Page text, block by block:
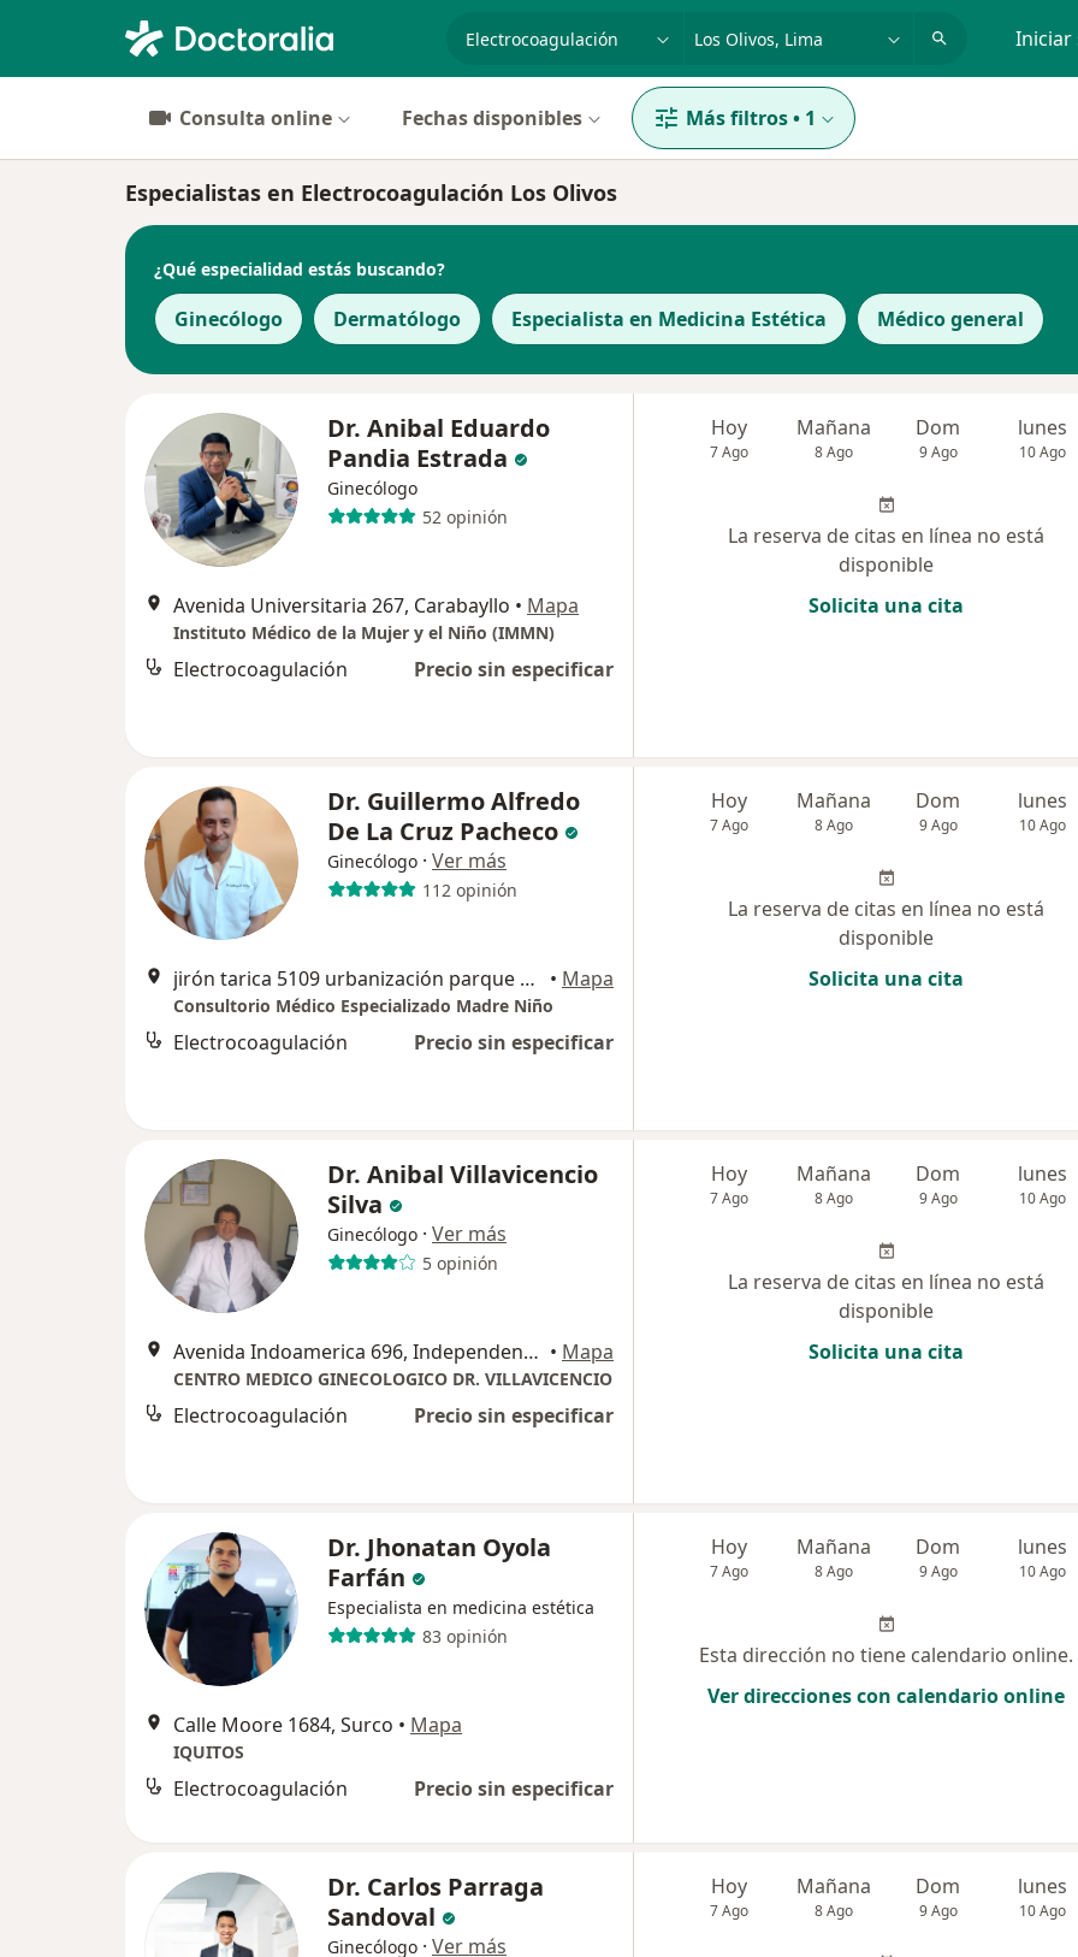
especialidad, enfermedad o nombre Iniciar
Consulta online Fechas disponibles Más filtros• 1
Especialistas en Electrocoagulación Los Olivos
¿Qué especialidad estás buscando?
Ginecólogo Dermatólogo Especialista en Medicina Estética Médico general
Dr. Anibal Eduardo
Pandia Estrada
Ginecólogo
52 opinión
Avenida Universitaria 267, Carabayllo • Mapa
Instituto Médico de la Mujer y el Niño (IMMN)
Electrocoagulación Precio sin especificar
Hoy
7 Ago
Mañana
8 Ago
Dom
9 Ago
lunes
10 Ago
La reserva de citas en línea no está
disponible
Solicita una cita
Dr. Guillermo Alfredo
De La Cruz Pacheco
Ginecólogo · Ver más
112 opinión
jirón tarica 5109 urbanización parque naranjal los olivos, Los Olivos • Mapa
Consultorio Médico Especializado Madre Niño
Electrocoagulación Precio sin especificar
Hoy
7 Ago
Mañana
8 Ago
Dom
9 Ago
lunes
10 Ago
La reserva de citas en línea no está
disponible
Solicita una cita
Dr. Anibal Villavicencio
Silva
Ginecólogo · Ver más
5 opinión
Avenida Indoamerica 696, Independencia • Mapa
CENTRO MEDICO GINECOLOGICO DR. VILLAVICENCIO
Electrocoagulación Precio sin especificar
Hoy
7 Ago
Mañana
8 Ago
Dom
9 Ago
lunes
10 Ago
La reserva de citas en línea no está
disponible
Solicita una cita
Dr. Jhonatan Oyola
Farfán
Especialista en medicina estética
83 opinión
Calle Moore 1684, Surco • Mapa
IQUITOS
Electrocoagulación Precio sin especificar
Hoy
7 Ago
Mañana
8 Ago
Dom
9 Ago
lunes
10 Ago
Esta dirección no tiene calendario online.
Ver direcciones con calendario online
Dr. Carlos Parraga
Sandoval
Ginecólogo · Ver más
Hoy
7 Ago
Mañana
8 Ago
Dom
9 Ago
lunes
10 Ago